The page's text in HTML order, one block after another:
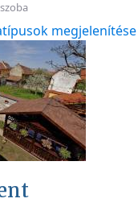
megjelenítése